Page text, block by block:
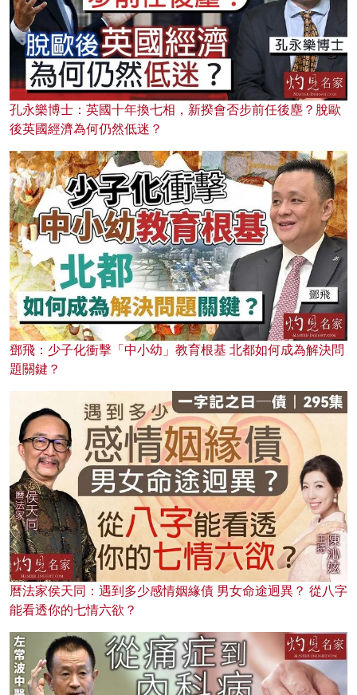
孔永樂博士：英國十年換七相，新揆會否步前任後塵？脫歐
後英國經濟為何仍然低迷？
鄧飛：少子化衝擊「中小幼」教育根基 北都如何成為解決問
題關鍵？
曆法家侯天同：遇到多少感情姻緣債 男女命途迥異？ 從八字
能看透你的七情六欲？